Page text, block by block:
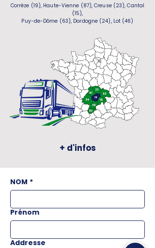
Corrèze (19), Haute-Vienne (87), Creuse (23), Cantal
(15),
Puy-de-Dôme (63), Dordogne (24), Lot (46)
+ d'infos
NOM *
Prénom
Addresse